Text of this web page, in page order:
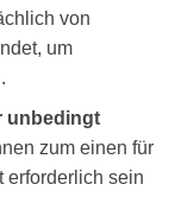
von
um
unbedingt
zum einen für
erforderlich sein